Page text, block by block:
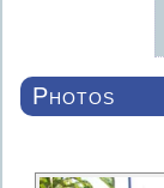
Photos